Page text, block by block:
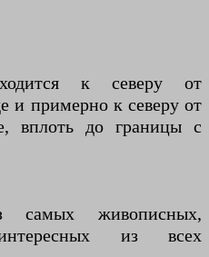
к северу от
и примерно к северу от
вплоть до границы с
самых живописных,
из всех